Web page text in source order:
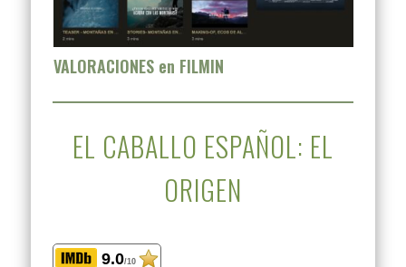
VALORACIONES en FILMIN
EL CABALLO ESPAÑOL: EL
ORIGEN
9.0/10